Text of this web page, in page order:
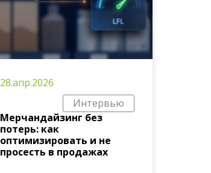
28.апр.2026
Интервью
Мерчандайзинг без
потерь: как
оптимизировать и не
просесть в продажах